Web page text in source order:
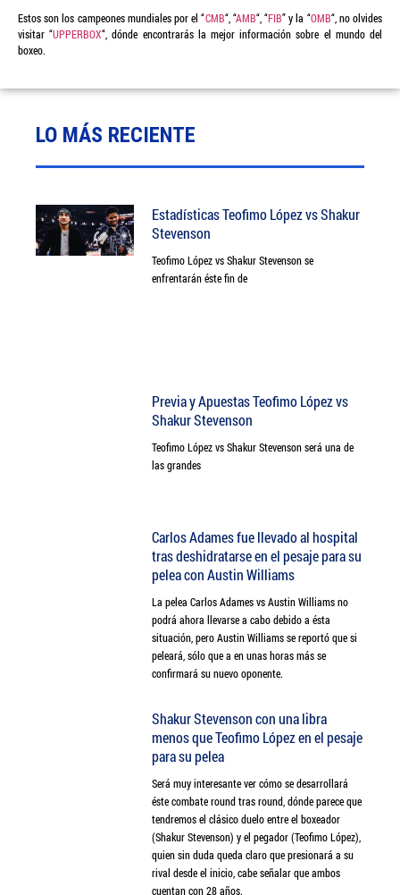
Estos son los campeones mundiales por el “CMB“, “AMB“, “FIB” y la “OMB“, no olvides
visitar “UPPERBOX“, dónde encontrarás la mejor información sobre el mundo del
boxeo.
LO MÁS RECIENTE
Estadísticas Teofimo López vs Shakur
Stevenson
Teofimo López vs Shakur Stevenson se
enfrentarán éste fin de
Previa y Apuestas Teofimo López vs
Shakur Stevenson
Teofimo López vs Shakur Stevenson será una de
las grandes
Carlos Adames fue llevado al hospital
tras deshidratarse en el pesaje para su
pelea con Austin Williams
La pelea Carlos Adames vs Austin Williams no
podrá ahora llevarse a cabo debido a ésta
situación, pero Austin Williams se reportó que si
peleará, sólo que a en unas horas más se
confirmará su nuevo oponente.
Shakur Stevenson con una libra
menos que Teofimo López en el pesaje
para su pelea
Será muy interesante ver cómo se desarrollará
éste combate round tras round, dónde parece que
tendremos el clásico duelo entre el boxeador
(Shakur Stevenson) y el pegador (Teofimo López),
quien sin duda queda claro que presionará a su
rival desde el inicio, cabe señalar que ambos
cuentan con 28 años.